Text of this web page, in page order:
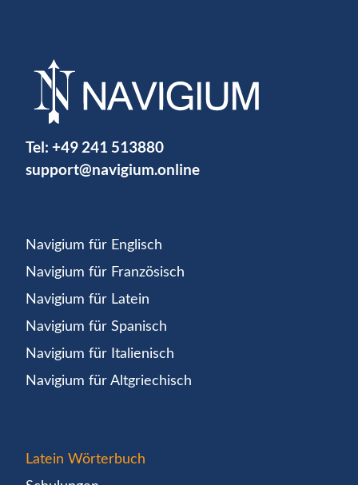
Tel: +49 241 513880
support@navigium.online
Navigium für Englisch
Navigium für Französisch
Navigium für Latein
Navigium für Spanisch
Navigium für Italienisch
Navigium für Altgriechisch
Latein Wörterbuch